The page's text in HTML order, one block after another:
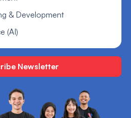
& Development
(AI)